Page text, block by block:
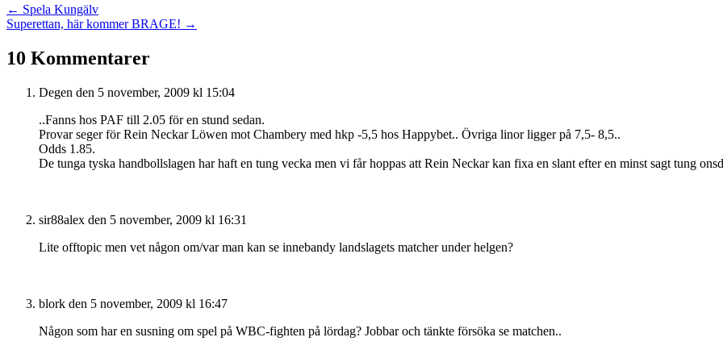
Posts
navigation
← Spela Kungälv
Superettan, här kommer BRAGE! →
10 Kommentarer
Degen den 5 november, 2009 kl 15:04
..Fanns hos PAF till 2.05 för en stund sedan.
Provar seger för Rein Neckar Löwen mot Chambery med hkp -5,5 hos Happybet.. Övriga linor ligger på 7,5- 8,5..
Odds 1.85.
De tunga tyska handbollslagen har haft en tung vecka men vi får hoppas att Rein Neckar kan fixa en slant efter en minst sagt tung
sir88alex den 5 november, 2009 kl 16:31
Lite offtopic men vet någon om/var man kan se innebandy landslagets matcher under helgen?
blork den 5 november, 2009 kl 16:47
Någon som har en susning om spel på WBC-fighten på lördag? Jobbar och tänkte försöka se matchen..